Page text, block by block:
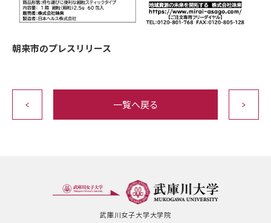
朝来市のプレスリリース
一覧へ戻る
武庫川女子大学大学院